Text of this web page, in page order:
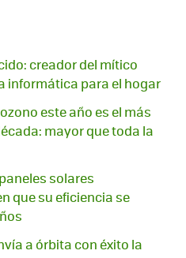
creador del mítico
informática para el hogar
este año es el más
mayor que toda la
solares
que su eficiencia se
a órbita con éxito la